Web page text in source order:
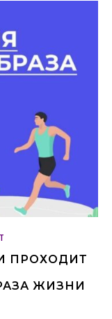
ПРОХОДИТ
ЖИЗНИ